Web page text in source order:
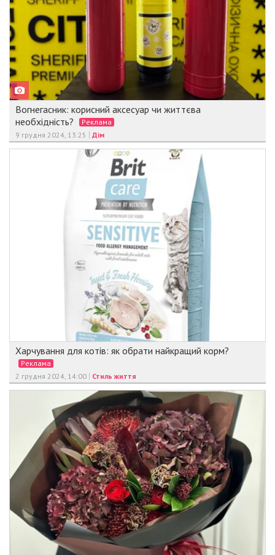
Вогнегасник: корисний аксесуар чи життєва
необхідність?
Реклама
9 грудня 2024, 13:25
Дім
Харчування для котів: як обрати найкращий корм?
Реклама
2 грудня 2024, 14:00
Стиль життя